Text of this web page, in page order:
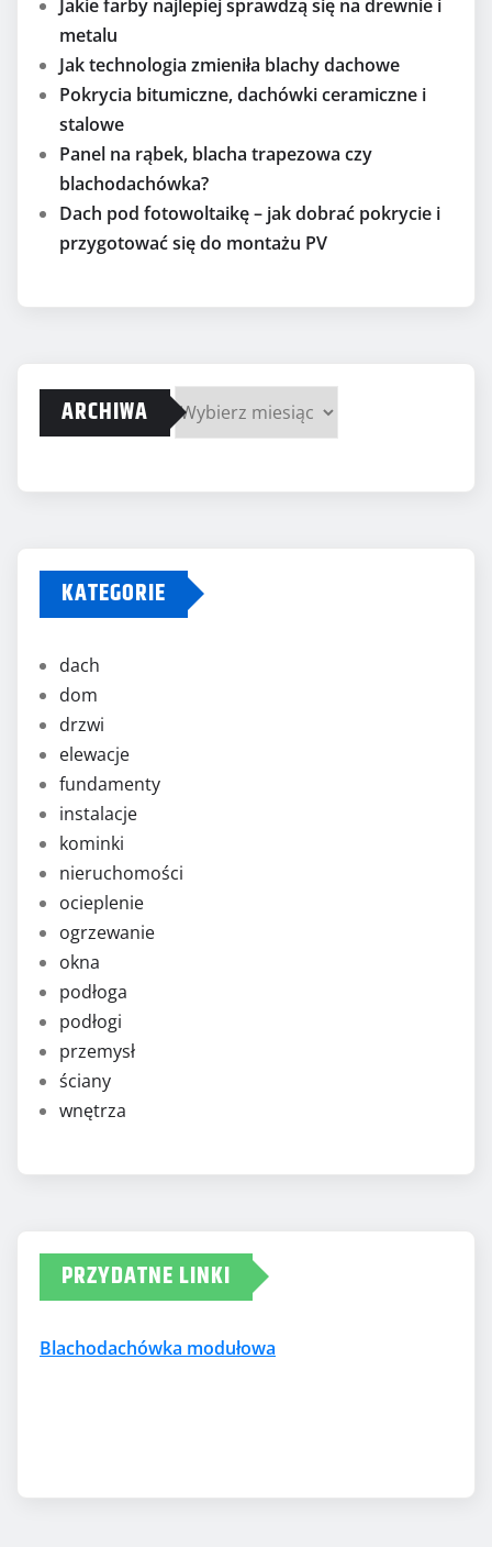
Jakie farby najlepiej sprawdzą się na drewnie i
metalu
Jak technologia zmieniła blachy dachowe
Pokrycia bitumiczne, dachówki ceramiczne i
stalowe
Panel na rąbek, blacha trapezowa czy
blachodachówka?
Dach pod fotowoltaikę – jak dobrać pokrycie i
przygotować się do montażu PV
ARCHIWA
KATEGORIE
dach
dom
drzwi
elewacje
fundamenty
instalacje
kominki
nieruchomości
ocieplenie
ogrzewanie
okna
podłoga
podłogi
przemysł
ściany
wnętrza
PRZYDATNE LINKI
Blachodachówka modułowa